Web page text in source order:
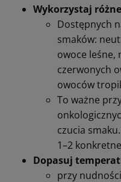
Brak apetytu,
jak mimo
poddawaną
Pacjentów
chemioterapii
apetytu, nudności,
smaku, niechęć do
Kilka praktycznych